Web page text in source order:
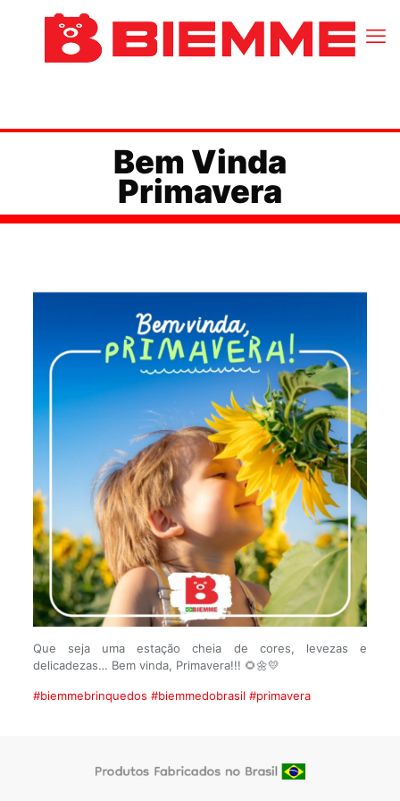
Bem Vinda
Primavera
Que seja uma estação cheia de cores, levezas e
delicadezas… Bem vinda, Primavera!!! 🌻🌼💛
#biemmebrinquedos #biemmedobrasil #primavera